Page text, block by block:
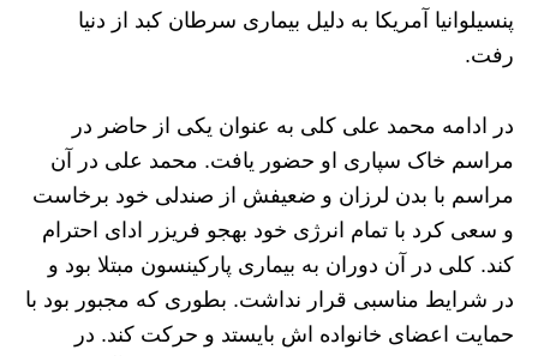
پنسیلوانیا آمریکا به دلیل بیماری سرطان کبد از دنیا
رفت.
در ادامه محمد علی کلی به عنوان یکی از حاضر در
مراسم خاک سپاری او حضور یافت. محمد علی در آن
مراسم با بدن لرزان و ضعیفش از صندلی خود برخاست
و سعی کرد با تمام انرژی خود بهجو فریزر ادای احترام
کند. کلی در آن دوران به بیماری پارکینسون مبتلا بود و
در شرایط مناسبی قرار نداشت. بطوری که مجبور بود با
حمایت اعضای خانواده اش بایستد و حرکت کند. در